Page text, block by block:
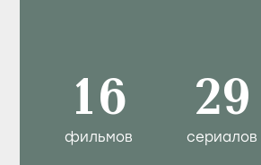
16
фильмов
29
сериалов